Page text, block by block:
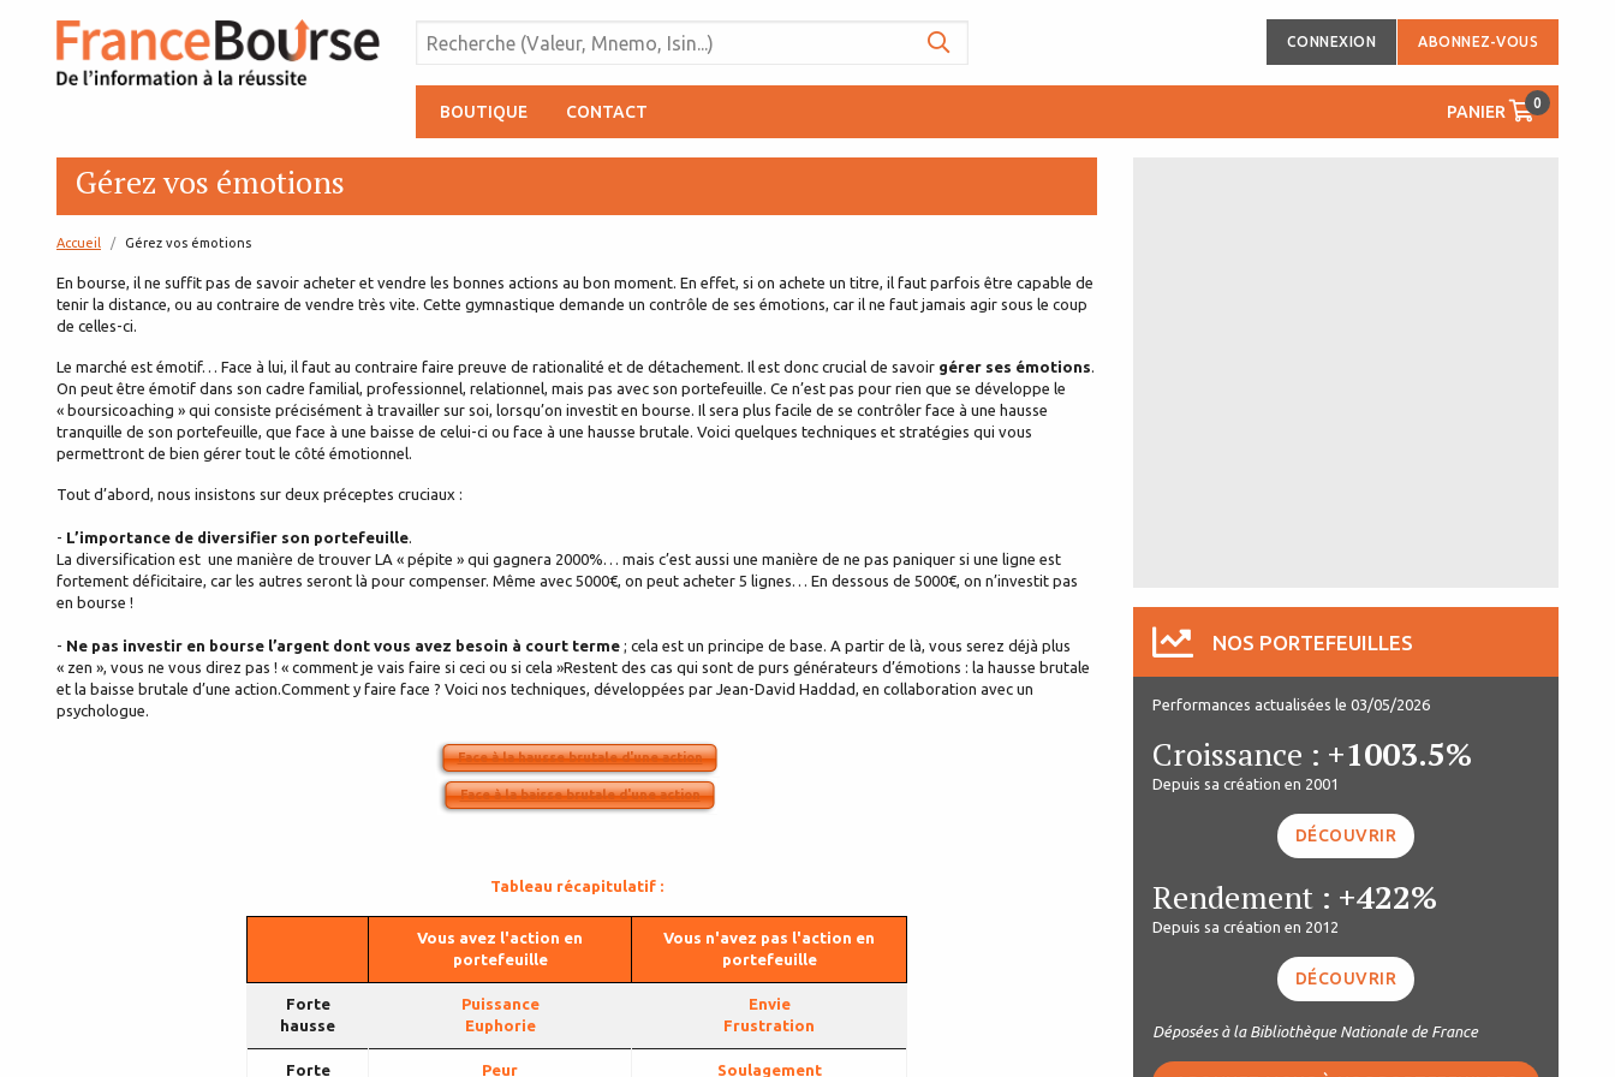
CONNEXION ABONNEZ-VOUS
BOUTIQUE CONTACT PANIER 0
Gérez vos émotions
Accueil page:
Gérez vos émotions
En bourse, il ne suffit pas de savoir acheter et vendre les bonnes actions au bon moment. En effet, si on achete un titre, il faut parfois être capable de
tenir la distance, ou au contraire de vendre très vite. Cette gymnastique demande un contrôle de ses émotions, car il ne faut jamais agir sous le coup
de celles-ci.
Le marché est émotif… Face à lui, il faut au contraire faire preuve de rationalité et de détachement. Il est donc crucial de savoir gérer ses émotions.
On peut être émotif dans son cadre familial, professionnel, relationnel, mais pas avec son portefeuille. Ce n’est pas pour rien que se développe le
« boursicoaching » qui consiste précisément à travailler sur soi, lorsqu’on investit en bourse. Il sera plus facile de se contrôler face à une hausse
tranquille de son portefeuille, que face à une baisse de celui-ci ou face à une hausse brutale. Voici quelques techniques et stratégies qui vous
permettront de bien gérer tout le côté émotionnel.
Tout d’abord, nous insistons sur deux préceptes cruciaux :
- L’importance de diversifier son portefeuille.
La diversification est une manière de trouver LA « pépite » qui gagnera 2000%… mais c’est aussi une manière de ne pas paniquer si une ligne est
fortement déficitaire, car les autres seront là pour compenser. Même avec 5000€, on peut acheter 5 lignes… En dessous de 5000€, on n’investit pas
en bourse !
- Ne pas investir en bourse l’argent dont vous avez besoin à court terme ; cela est un principe de base. A partir de là, vous serez déjà plus
« zen », vous ne vous direz pas ! « comment je vais faire si ceci ou si cela »Restent des cas qui sont de purs générateurs d’émotions : la hausse brutale
et la baisse brutale d’une action.Comment y faire face ? Voici nos techniques, développées par Jean-David Haddad, en collaboration avec un
psychologue.
Face à la hausse brutale d'une action
Face à la baisse brutale d'une action
Tableau récapitulatif :
Vous avez l'action en
portefeuille
Vous n'avez pas l'action en
portefeuille
Forte
hausse
Puissance
Euphorie
Envie
Frustration
Forte
Peur
Soulagement
NOS PORTEFEUILLES
Performances actualisées le 03/05/2026
Croissance : +1003.5%
Depuis sa création en 2001
DÉCOUVRIR
Rendement : +422%
Depuis sa création en 2012
DÉCOUVRIR
Déposées à la Bibliothèque Nationale de France